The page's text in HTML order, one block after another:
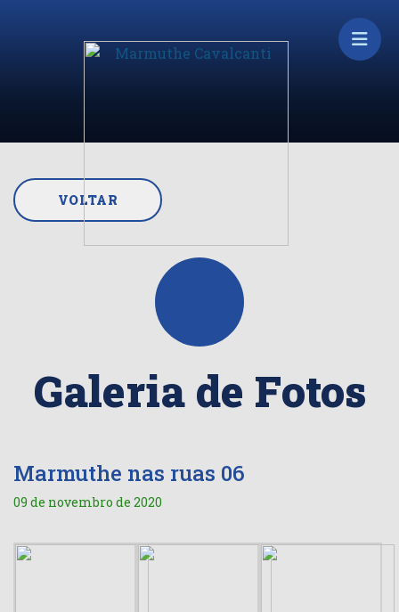
VOLTAR
Galeria de Fotos
Marmuthe nas ruas 06
09 de novembro de 2020